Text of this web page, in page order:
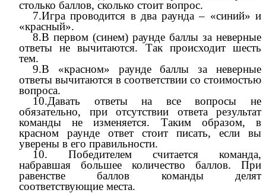
столько баллов, сколько стоит вопрос.
7.Игра проводится в два раунда – «синий» и
«красный».
8.В первом (синем) раунде баллы за неверные
ответы не вычитаются. Так происходит шесть
тем.
9.В «красном» раунде баллы за неверные
ответы вычитаются в соответствии со стоимостью
вопроса.
10.Давать ответы на все вопросы не
обязательно, при отсутствии ответа результат
команды не изменяется. Таким образом, в
красном раунде ответ стоит писать, если вы
уверены в его правильности.
10. Победителем считается команда,
набравшая большее количество баллов. При
равенстве баллов команды делят
соответствующие места.